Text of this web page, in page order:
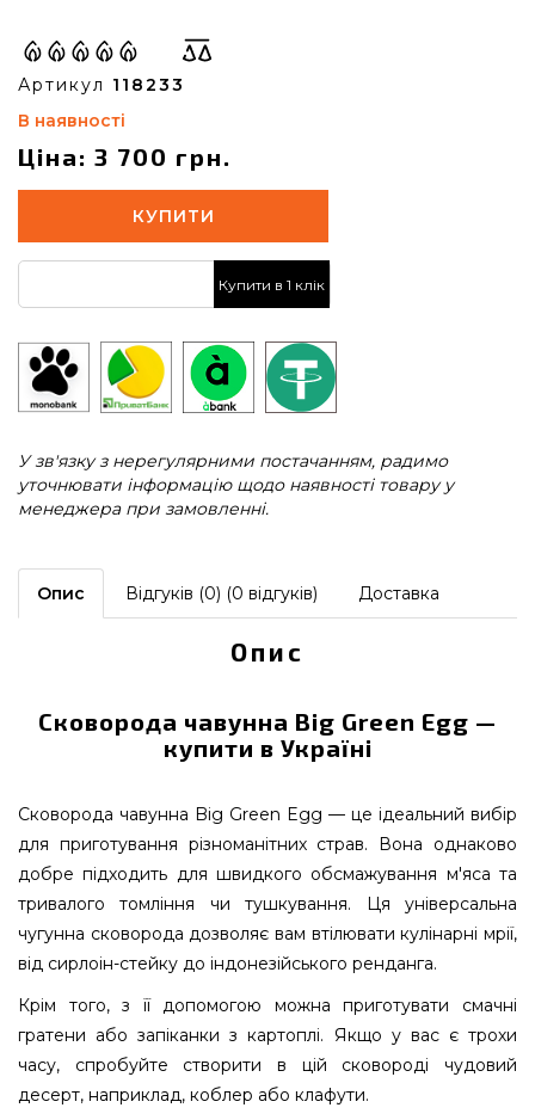
Артикул 118233
В наявності
Ціна: 3 700 грн.
КУПИТИ
Купити в 1 клік
У зв'язку з нерегулярними постачанням, радимо
уточнювати інформацію щодо наявності товару у
менеджера при замовленні.
Опис Відгуків (0) (0 відгуків) Доставка
Опис
Сковорода чавунна Big Green Egg —
купити в Україні
Сковорода чавунна Big Green Egg — це ідеальний вибір
для приготування різноманітних страв. Вона однаково
добре підходить для швидкого обсмажування м'яса та
тривалого томління чи тушкування. Ця універсальна
чугунна сковорода дозволяє вам втілювати кулінарні мрії,
від сирлоін-стейку до індонезійського ренданга.
Крім того, з її допомогою можна приготувати смачні
гратени або запіканки з картоплі. Якщо у вас є трохи
часу, спробуйте створити в цій сковороді чудовий
десерт, наприклад, коблер або клафути.